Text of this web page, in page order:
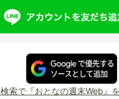
索で『おとなの週末Web』